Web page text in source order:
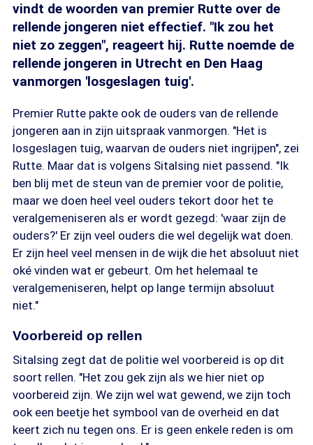
vindt de woorden van premier Rutte over de
rellende jongeren niet effectief. "Ik zou het
niet zo zeggen", reageert hij. Rutte noemde de
rellende jongeren in Utrecht en Den Haag
vanmorgen 'losgeslagen tuig'.
Premier Rutte pakte ook de ouders van de rellende
jongeren aan in zijn uitspraak vanmorgen. "Het is
losgeslagen tuig, waarvan de ouders niet ingrijpen", zei
Rutte. Maar dat is volgens Sitalsing niet passend. "Ik
ben blij met de steun van de premier voor de politie,
maar we doen heel veel ouders tekort door het te
veralgemeniseren als er wordt gezegd: 'waar zijn de
ouders?' Er zijn veel ouders die wel degelijk wat doen.
Er zijn heel veel mensen in de wijk die het absoluut niet
oké vinden wat er gebeurt. Om het helemaal te
veralgemeniseren, helpt op lange termijn absoluut
niet."
Voorbereid op rellen
Sitalsing zegt dat de politie wel voorbereid is op dit
soort rellen. "Het zou gek zijn als we hier niet op
voorbereid zijn. We zijn wel wat gewend, we zijn toch
ook een beetje het symbool van de overheid en dat
keert zich nu tegen ons. Er is geen enkele reden is om